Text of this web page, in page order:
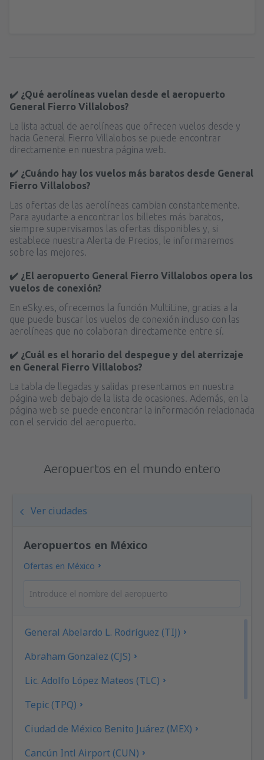
✔️ ¿Qué aerolíneas vuelan desde el aeropuerto
General Fierro Villalobos?
La lista actual de aerolíneas que ofrecen vuelos desde y
hacia General Fierro Villalobos se puede encontrar
directamente en nuestra página web.
✔️ ¿Cuándo hay los vuelos más baratos desde General
Fierro Villalobos?
Las ofertas de las aerolíneas cambian constantemente.
Para ayudarte a encontrar los billetes más baratos,
siempre supervisamos las ofertas disponibles y, si
establece nuestra Alerta de Precios, le informaremos
sobre las mejores.
✔️ ¿El aeropuerto General Fierro Villalobos opera los
vuelos de conexión?
En eSky.es, ofrecemos la función MultiLine, gracias a la
que puede buscar los vuelos de conexión incluso con las
aerolíneas que no colaboran directamente entre sí.
✔️ ¿Cuál es el horario del despegue y del aterrizaje
en General Fierro Villalobos?
La tabla de llegadas y salidas presentamos en nuestra
página web debajo de la lista de ocasiones. Además, en la
página web se puede encontrar la información relacionada
con el servicio del aeropuerto.
Aeropuertos en el mundo entero
Ver ciudades
Aeropuertos en México
Ofertas en México
General Abelardo L. Rodríguez (TIJ)
Abraham Gonzalez (CJS)
Lic. Adolfo López Mateos (TLC)
Tepic (TPQ)
Ciudad de México Benito Juárez (MEX)
Cancún Intl Airport (CUN)